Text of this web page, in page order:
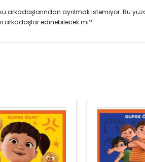
arkadaşlarından ayrılmak istemiyor. Bu
arkadaşlar edinebilecek mi?